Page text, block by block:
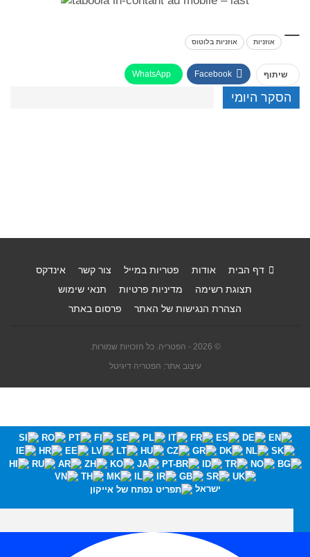
אוזניות אוזניות בלוטוס
שיתוף Facebook
WhatsApp
הסקר היומי
דף הבית אודות פטריות במייל צור קשר
אינדקס
תצוגת רשימה
מדיניות פרטיות
תנאי שימוש
הצהרת הנגישות של האתר
פרסום באתר
© 2026 - הפטריה. כל הזכויות שמורות.
עיצוב אתר: הפטריה דיגיטל
ישראל